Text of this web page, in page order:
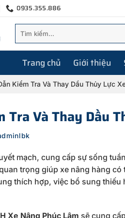
0935.355.886
kiếm:
Trang chủ Giới thiệu
Kiểm Tra Và Thay Dầu Thủy Lực
Tra Và Thay Dầu
mạch, cung cấp sự sống
trọng giúp xe nâng hàng
thích hợp, việc bổ sung
Xe Nâng Phúc Lâm sẽ cung